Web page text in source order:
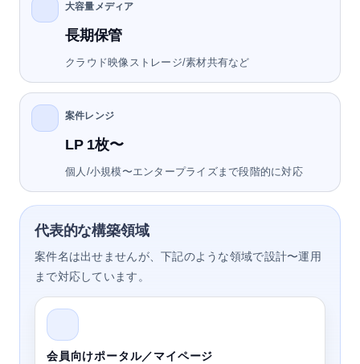
大容量メディア
長期保管
クラウド映像ストレージ/素材共有など
案件レンジ
LP 1枚〜
個人/小規模〜エンタープライズまで段階的に対応
代表的な構築領域
案件名は出せませんが、下記のような領域で設計〜運用
まで対応しています。
会員向けポータル／マイページ